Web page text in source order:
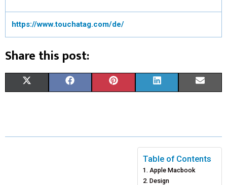
https://www.touchatag.com/de/
Share this post:
W E T K
D
I
Table of Contents
Apple Macbook
Design